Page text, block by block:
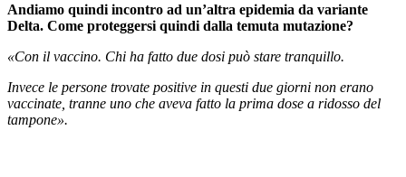
Andiamo quindi incontro ad un’altra epidemia da variante
Delta. Come proteggersi quindi dalla temuta mutazione?
«Con il vaccino. Chi ha fatto due dosi può stare tranquillo.
Invece le persone trovate positive in questi due giorni non erano
vaccinate, tranne uno che aveva fatto la prima dose a ridosso del
tampone».